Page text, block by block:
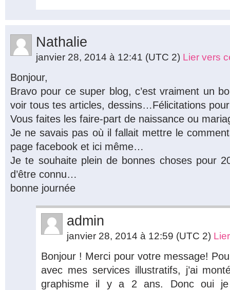
Nathalie
janvier 28, 2014 à 12:41 (UTC 2) Lier vers
Bonjour,
Bravo pour ce super blog, c’est vraiment un
voir tous tes articles, dessins…Félicitations
Vous faites les faire-part de naissance ou
Je ne savais pas où il fallait mettre le
page facebook et ici même…
Je te souhaite plein de bonnes choses pour
d’être connu…
bonne journée
admin
janvier 28, 2014 à 12:59 (UTC 2)
Bonjour ! Merci pour votre message!
avec mes services illustratifs, j’ai
graphisme il y a 2 ans. Donc oui